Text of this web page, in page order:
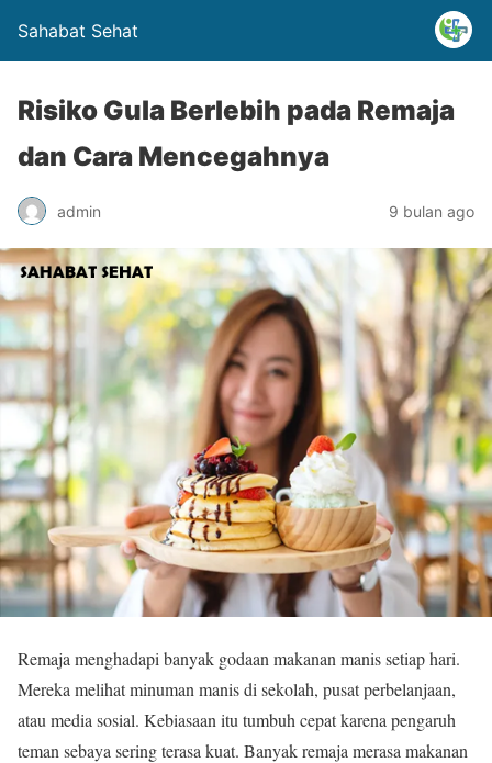
Sahabat Sehat
Risiko Gula Berlebih pada Remaja
dan Cara Mencegahnya
admin 9 bulan ago
Remaja menghadapi banyak godaan makanan manis setiap hari.
Mereka melihat minuman manis di sekolah, pusat perbelanjaan,
atau media sosial. Kebiasaan itu tumbuh cepat karena pengaruh
teman sebaya sering terasa kuat. Banyak remaja merasa makanan